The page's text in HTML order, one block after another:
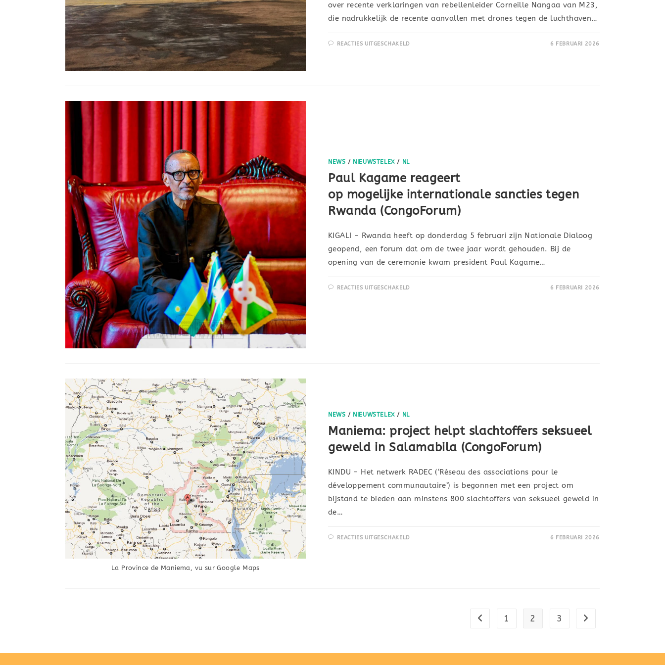
over recente verklaringen van rebellenleider Corneille Nangaa van M23,
die nadrukkelijk de recente aanvallen met drones tegen de luchthaven…
REACTIES UITGESCHAKELD 6 FEBRUARI 2026
NEWS / NIEUWSTELEX/ NL
Paul Kagame reageert
op mogelijke internationale sancties tegen
Rwanda (CongoForum)
KIGALI – Rwanda heeft op donderdag 5 februari zijn Nationale Dialoog
geopend, een forum dat om de twee jaar wordt gehouden. Bij de
opening van de ceremonie kwam president Paul Kagame…
REACTIES UITGESCHAKELD 6 FEBRUARI 2026
La Province de Maniema, vu sur Google Maps
NEWS / NIEUWSTELEX/ NL
Maniema: project helpt slachtoffers seksueel
geweld in Salamabila (CongoForum)
KINDU – Het netwerk RADEC (‘Réseau des associations pour le
développement communautaire’) is begonnen met een project om
bijstand te bieden aan minstens 800 slachtoffers van seksueel geweld in
de…
REACTIES UITGESCHAKELD 6 FEBRUARI 2026
1 2 3